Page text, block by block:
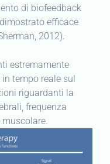
di biofeedback
efficace
2012).
estremamente
tempo reale sul
riguardanti la
frequenza